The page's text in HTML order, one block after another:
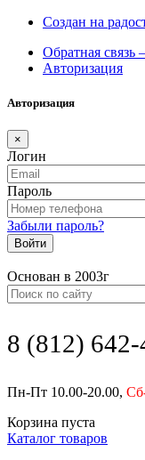
Создан на
Обратная
Авторизация
Авторизация
×
Логин
Пароль
Забыли пароль?
Войти
Основан в 2003г
8 (812)
Пн-Пт 10.00-20.00,
Корзина пуста
Каталог товаров